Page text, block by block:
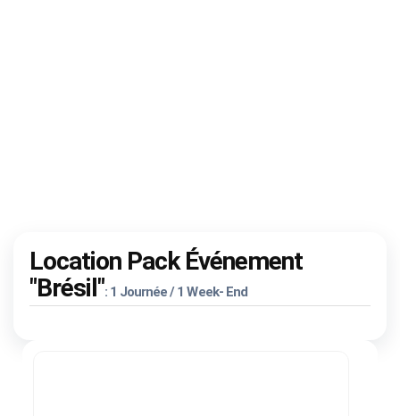
Location Pack Événement
"Brésil": 1 Journée / 1 Week- End